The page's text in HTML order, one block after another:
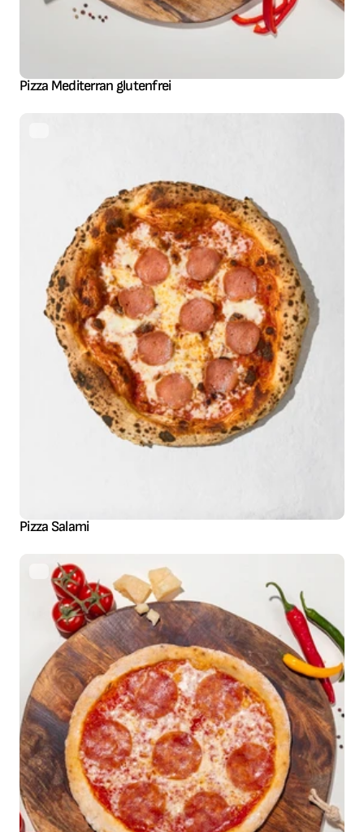
Pizza Mediterran glutenfrei
Pizza Salami